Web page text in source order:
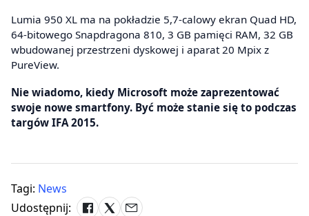
Lumia 950 XL ma na pokładzie 5,7-calowy ekran Quad HD,
64-bitowego Snapdragona 810, 3 GB pamięci RAM, 32 GB
wbudowanej przestrzeni dyskowej i aparat 20 Mpix z
PureView.
Nie wiadomo, kiedy Microsoft może zaprezentować
swoje nowe smartfony. Być może stanie się to podczas
targów IFA 2015.
Tagi: News
Udostępnij: